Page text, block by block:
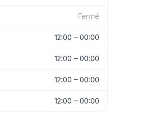
Fermé
12:00 – 00:00
12:00 – 00:00
12:00 – 00:00
12:00 – 00:00